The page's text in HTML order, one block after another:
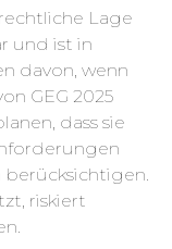
Lage
und ist in
davon, wenn
GEG 2025
dass sie
riskiert